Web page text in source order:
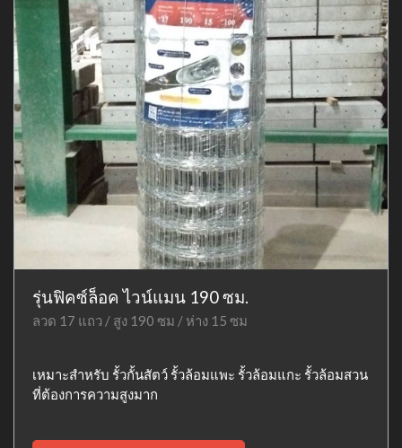
รุ่นฟิคซ์ล็อค ไวน์แมน 190 ซม.
ลวด 17 แถว / สูง 190 ซม / ห่าง 15 ซม
เหมาะสำหรับ รั้วกั้นสัตว์ รั้วล้อมแพะ รั้วล้อมแกะ รั้วล้อมสวน
ที่ต้องการความสูงมาก